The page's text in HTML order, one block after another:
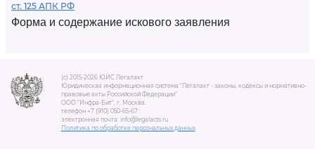
ст. 125 АПК РФ
Форма и содержание искового заявления
(c) 2015-2026 ЮИС Легалакт
Юридическая информационная система "Легалакт - законы, кодексы и нормативно-
правовые акты Российской Федерации"
ООО "Инфра-Бит", г. Москва.
телефон +7 (910) 050-65-67
электронная почта: info@legalacts.ru
Политика по обработке персональных данных